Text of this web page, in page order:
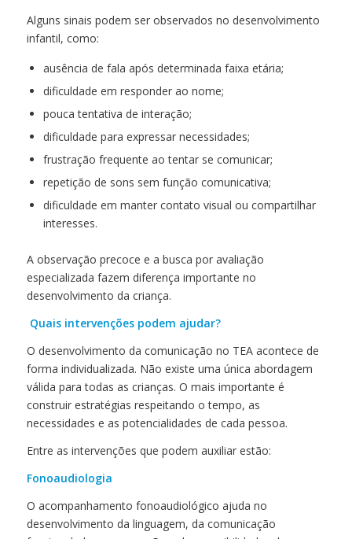
Alguns sinais podem ser observados no desenvolvimento
infantil, como:
ausência de fala após determinada faixa etária;
dificuldade em responder ao nome;
pouca tentativa de interação;
dificuldade para expressar necessidades;
frustração frequente ao tentar se comunicar;
repetição de sons sem função comunicativa;
dificuldade em manter contato visual ou compartilhar
interesses.
A observação precoce e a busca por avaliação
especializada fazem diferença importante no
desenvolvimento da criança.
Quais intervenções podem ajudar?
O desenvolvimento da comunicação no TEA acontece de
forma individualizada. Não existe uma única abordagem
válida para todas as crianças. O mais importante é
construir estratégias respeitando o tempo, as
necessidades e as potencialidades de cada pessoa.
Entre as intervenções que podem auxiliar estão:
Fonoaudiologia
O acompanhamento fonoaudiológico ajuda no
desenvolvimento da linguagem, da comunicação